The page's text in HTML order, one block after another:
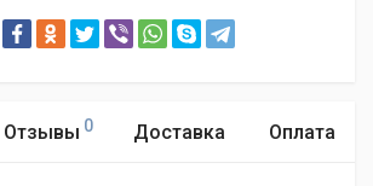
Отзывы 0 Доставка Оплата